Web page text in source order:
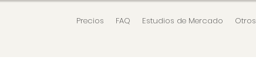
Precios FAQ Estudios de Mercado Otros